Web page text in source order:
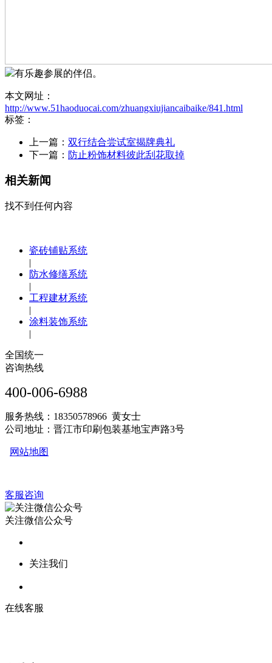
有乐趣参展的伴侣。
本文网址：
http://www.51haoduocai.com/zhuangxiujiancaibaike/841.html
标签：
上一篇： 双行结合尝试室揭牌典礼
下一篇： 防止粉饰材料彼此刮花取掉
相关新闻
找不到任何内容
瓷砖铺贴系统
|
防水修缮系统
|
工程建材系统
|
涂料装饰系统
|
全国统一
咨询热线
400-006-6988
服务热线：18350578966 黄女士
公司地址：晋江市印刷包装基地宝声路3号
网站地图
客服咨询
关注微信公众号
关注我们
在线客服